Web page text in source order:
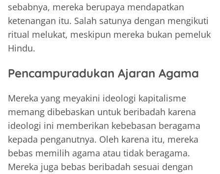
sebabnya, mereka berupaya mendapatkan
ketenangan itu. Salah satunya dengan mengikuti
ritual melukat, meskipun mereka bukan pemeluk
Hindu.
Pencampuradukan Ajaran Agama
Mereka yang meyakini ideologi kapitalisme
memang dibebaskan untuk beribadah karena
ideologi ini memberikan kebebasan beragama
kepada penganutnya. Oleh karena itu, mereka
bebas memilih agama atau tidak beragama.
Mereka juga bebas beribadah sesuai dengan